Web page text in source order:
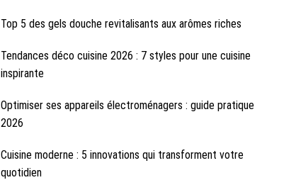
Top 5 des gels douche revitalisants aux arômes riches
Tendances déco cuisine 2026 : 7 styles pour une cuisine
inspirante
Optimiser ses appareils électroménagers : guide pratique
2026
Cuisine moderne : 5 innovations qui transforment votre
quotidien